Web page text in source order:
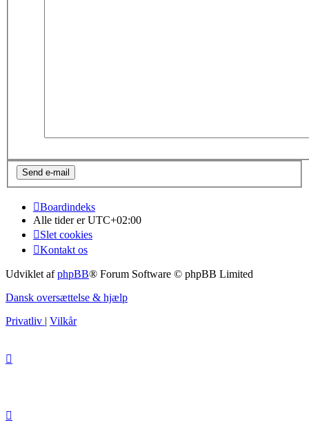
Boardindeks
Alle tider erUTC+02:00
Slet cookies
Kontakt os
Udviklet afphpBB® Forum Software © phpBB Limited
Dansk oversættelse & hjælp
Privatliv
Vilkår